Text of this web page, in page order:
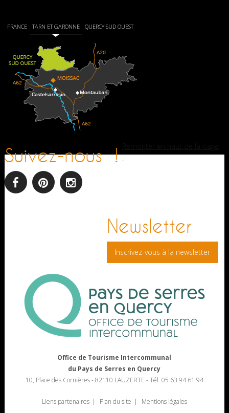
FRANCE TARN ET GARONNE QUERCY SUD OUEST
Suivez-nous !
Newsletter
Inscrivez-vous à la newsletter
-
Office de Tourisme Intercommunal
du Pays de Serres en Quercy
10, Place des Cornières - 82110 LAUZERTE - Tél. 05 63 94 61 94
Liens partenaires Plan du site Mentions légales